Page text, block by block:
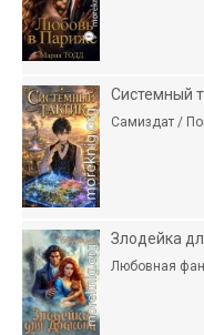
Системный
Самиздат /
Злодейка
Любовная